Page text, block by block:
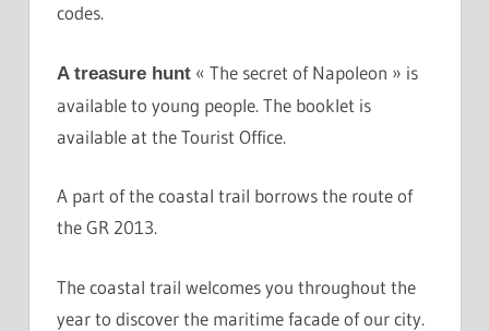
codes.
A treasure hunt « The secret of Napoleon » is
available to young people. The booklet is
available at the Tourist Office.
A part of the coastal trail borrows the route of
the GR 2013.
The coastal trail welcomes you throughout the
year to discover the maritime facade of our city.